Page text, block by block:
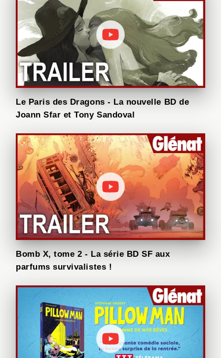
Le Paris des Dragons - La nouvelle BD de
Joann Sfar et Tony Sandoval
Bomb X, tome 2 - La série BD SF aux
parfums survivalistes !